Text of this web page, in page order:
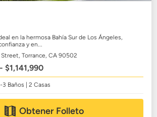
en la hermosa Bahía Sur de Los Ángeles,
y en...
Street,Torrance, CA 90502
$1,141,990
Baños | 2 Casas
Obtener Folleto